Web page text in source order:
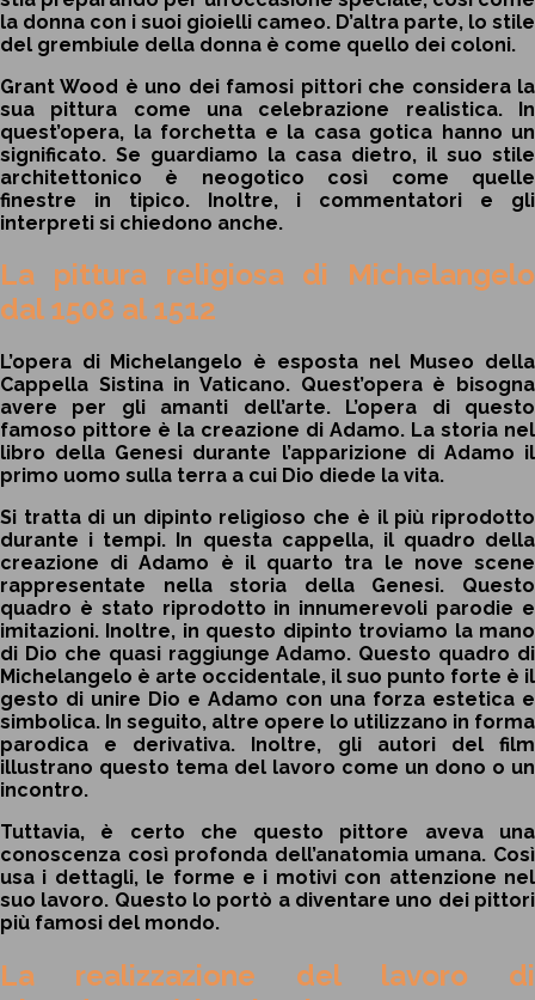
la donna con i suoi gioielli cameo. D’altra parte, lo stile
del grembiule della donna è come quello dei coloni.
Grant Wood è uno dei famosi pittori che considera la
sua pittura come una celebrazione realistica. In
quest’opera, la forchetta e la casa gotica hanno un
significato. Se guardiamo la casa dietro, il suo stile
architettonico è neogotico così come quelle
finestre in tipico. Inoltre, i commentatori e gli
interpreti si chiedono anche.
La pittura religiosa di Michelangelo
dal 1508 al 1512
L’opera di Michelangelo è esposta nel Museo della
Cappella Sistina in Vaticano. Quest’opera è bisogna
avere per gli amanti dell’arte. L’opera di questo
famoso pittore è la creazione di Adamo. La storia nel
libro della Genesi durante l’apparizione di Adamo il
primo uomo sulla terra a cui Dio diede la vita.
Si tratta di un dipinto religioso che è il più riprodotto
durante i tempi. In questa cappella, il quadro della
creazione di Adamo è il quarto tra le nove scene
rappresentate nella storia della Genesi. Questo
quadro è stato riprodotto in innumerevoli parodie e
imitazioni. Inoltre, in questo dipinto troviamo la mano
di Dio che quasi raggiunge Adamo. Questo quadro di
Michelangelo è arte occidentale, il suo punto forte è il
gesto di unire Dio e Adamo con una forza estetica e
simbolica. In seguito, altre opere lo utilizzano in forma
parodica e derivativa. Inoltre, gli autori del film
illustrano questo tema del lavoro come un dono o un
incontro.
Tuttavia, è certo che questo pittore aveva una
conoscenza così profonda dell’anatomia umana. Così
usa i dettagli, le forme e i motivi con attenzione nel
suo lavoro. Questo lo portò a diventare uno dei pittori
più famosi del mondo.
La realizzazione del lavoro di